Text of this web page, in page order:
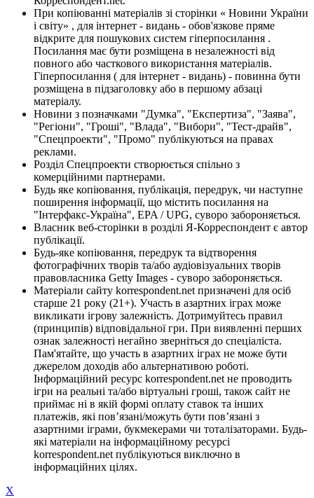
При копіюванні матеріалів зі сторінки « Новини України
і світу» , для інтернет - видань - обов'язкове пряме
відкрите для пошукових систем гіперпосилання .
Посилання має бути розміщена в незалежності від
повного або часткового використання матеріалів.
Гіперпосилання ( для інтернет - видань) - повинна бути
розміщена в підзаголовку або в першому абзаці
матеріалу.
Новини з позначками "Думка", "Експертиза", "Заява",
"Регіони", "Гроші", "Влада", "Вибори", "Тест-драйв",
"Спецпроекти", "Промо" публікуються на правах
реклами.
Розділ Спецпроекти створюється спільно з
комерційними партнерами.
Будь яке копіювання, публікація, передрук, чи наступне
поширення інформації, що містить посилання на
"Інтерфакс-Україна", EPA / UPG, суворо забороняється.
Власник веб-сторінки в розділі Я-Корреспондент є автор
публікації.
Будь-яке копіювання, передрук та відтворення
фотографічних творів та/або аудіовізуальних творів
правовласника Getty Images - суворо забороняється.
Матеріали сайту korrespondent.net призначені для осіб
старше 21 року (21+). Участь в азартних іграх може
викликати ігрову залежність. Дотримуйтесь правил
(принципів) відповідальної гри. При виявленні перших
ознак залежності негайно зверніться до спеціаліста.
Пам'ятайте, що участь в азартних іграх не може бути
джерелом доходів або альтернативою роботі.
Інформаційний ресурс korrespondent.net не проводить
ігри на реальні та/або віртуальні гроші, також сайт не
приймає ні в якій формі оплату ставок та інших
платежів, які пов’язані/можуть бути пов’язані з
азартними іграми, букмекерами чи тоталізаторами. Будь-
які матеріали на інформаційному ресурсі
korrespondent.net публікуються виключно в
інформаційних цілях.
X